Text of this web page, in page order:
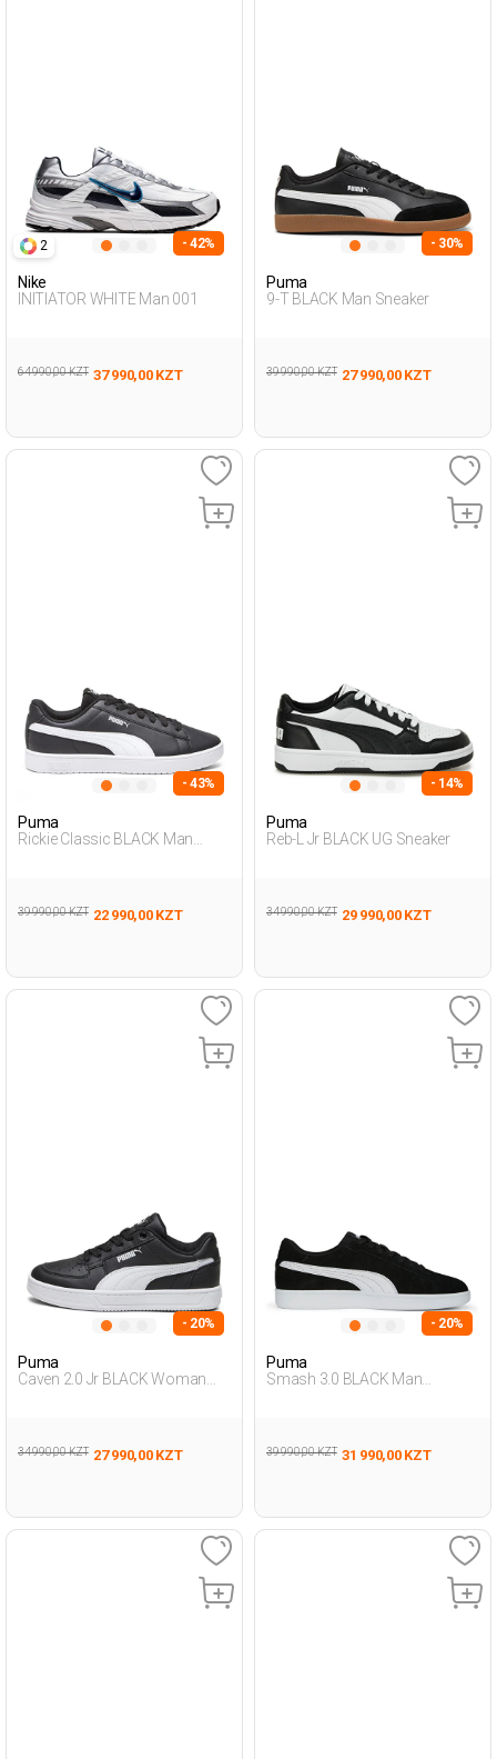
2 - 42%
Nike
INITIATOR WHITE Man 001
64 990,00 KZT 37 990,00 KZT
- 30%
Puma
9-T BLACK Man Sneaker
39 990,00 KZT 27 990,00 KZT
- 43%
Puma
Rickie Classic BLACK Man
39 990,00 KZT 22 990,00 KZT
- 14%
Puma
Reb-L Jr BLACK UG Sneaker
34 990,00 KZT 29 990,00 KZT
- 20%
Puma
Caven 2.0 Jr BLACK Woman
34 990,00 KZT 27 990,00 KZT
- 20%
Puma
Smash 3.0 BLACK Man
39 990,00 KZT 31 990,00 KZT